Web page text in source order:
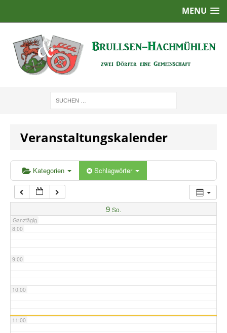
MENU
Veranstaltungskalender
Kategorien Schlagwörter
9 So.
Ganztägig
2:00
5:00
6:00
7:00
8:00
9:00
10:00
11:00